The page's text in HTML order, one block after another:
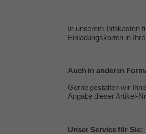
In unserem Infokasten
Einladungskarten in
Auch in anderen
Gerne gestalten wir
Angabe dieser Artikel-
Unser Service für Sie: